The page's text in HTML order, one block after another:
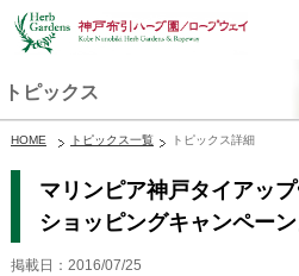
トピックス
HOME トピックス一覧 トピックス詳細
マリンピア神戸タイアッ
ショッピングキャンペー
掲載日：2016/07/25